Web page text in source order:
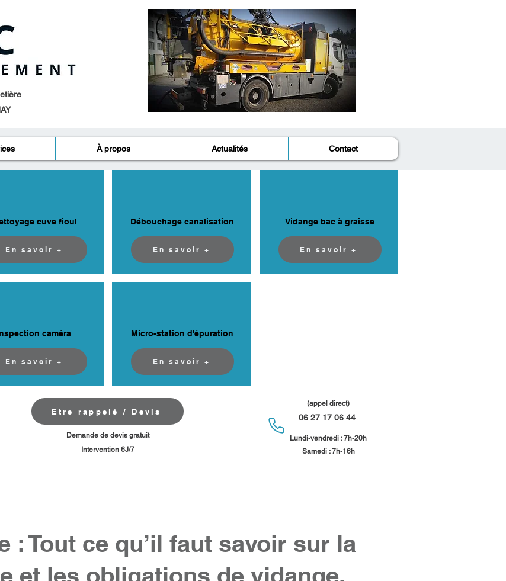
À propos Actualités Contact
cuve fioul
En savoir +
caméra
En savoir +
Débouchage canalisation
En savoir +
Micro-station d'épuration
En savoir +
Vidange bac à graisse
En savoir +
Etre rappelé / Devis
​Demande de devis gratuit
Intervention 6J/7
(appel direct)
06 27 17 06 44
Lundi-vendredi : 7h-20h
Samedi : 7h-16h​​
: Tout ce qu’il faut savoir sur la
et les obligations de vidange,